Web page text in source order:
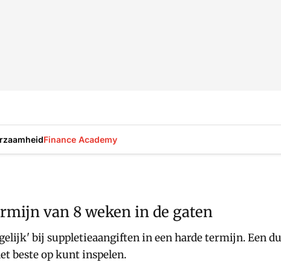
Finance Academy
van 8 weken in de gaten
bij suppletieaangiften in een harde termijn. Een
beste op kunt inspelen.